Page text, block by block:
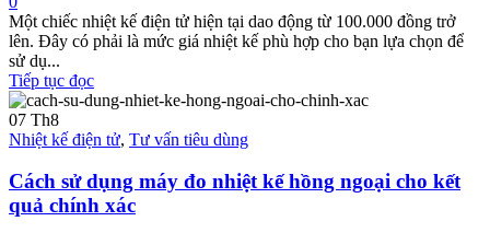
Một chiếc nhiệt kế điện tử hiện tại dao động từ 100.000 đồng trở
lên. Đây có phải là mức giá nhiệt kế phù hợp cho bạn lựa chọn để
sử dụ...
Tiếp tục đọc
07 Th8
Nhiệt kế điện tử, Tư vấn tiêu dùng
Cách sử dụng máy đo nhiệt kế hồng ngoại cho kết
quả chính xác